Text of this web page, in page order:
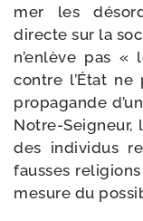
mer les
directe sur la
n’enlève pas
contre l’État
pro­pa­gande
Notre-​
des indi­vi­dus
fausses
mesure du